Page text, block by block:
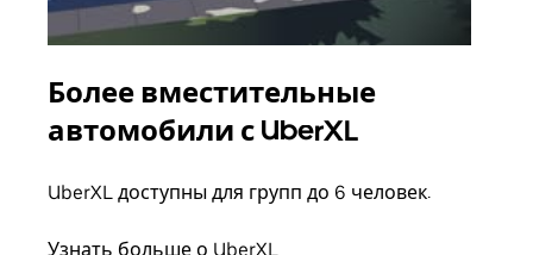
Более вместительные
автомобили с UberXL
UberXL доступны для групп до 6 человек.
Узнать больше о UberXL